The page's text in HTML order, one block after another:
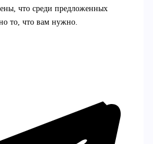
что среди предложенных
то, что вам нужно.